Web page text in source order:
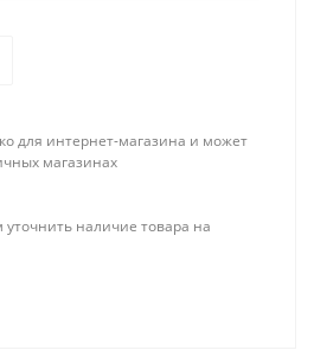
для интернет-магазина и может
магазинах
наличие товара на